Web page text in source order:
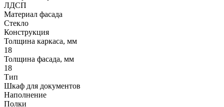
ЛДСП
Материал фасада
Стекло
Конструкция
Толщина каркаса, мм
18
Толщина фасада, мм
18
Тип
Шкаф для документов
Наполнение
Полки